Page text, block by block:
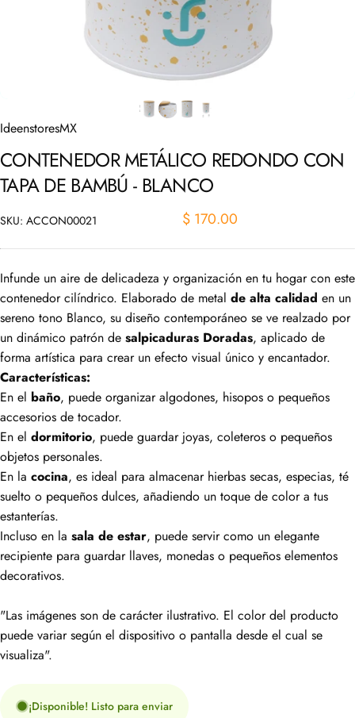
IdeenstoresMX
CONTENEDOR METÁLICO REDONDO CON
TAPA DE BAMBÚ - BLANCO
SKU: ACCON00021 $ 170.00
Infunde un aire de delicadeza y organización en tu hogar con este
contenedor cilíndrico. Elaborado de metal de alta calidad en un
sereno tono Blanco, su diseño contemporáneo se ve realzado por
un dinámico patrón de salpicaduras Doradas, aplicado de
forma artística para crear un efecto visual único y encantador.
Características:
En el baño, puede organizar algodones, hisopos o pequeños
accesorios de tocador.
En el dormitorio, puede guardar joyas, coleteros o pequeños
objetos personales.
En la cocina, es ideal para almacenar hierbas secas, especias, té
suelto o pequeños dulces, añadiendo un toque de color a tus
estanterías.
Incluso en la sala de estar, puede servir como un elegante
recipiente para guardar llaves, monedas o pequeños elementos
decorativos.
"Las imágenes son de carácter ilustrativo. El color del producto
puede variar según el dispositivo o pantalla desde el cual se
visualiza".
¡Disponible! Listo para enviar